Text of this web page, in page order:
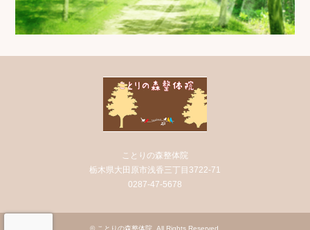
ことりの森整体院
栃木県大田原市浅香三丁目3722-71
0287-47-5678